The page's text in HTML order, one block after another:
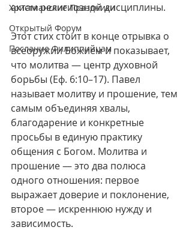
Христианские Праздники
Открытый Форум
Послание Филиппийцам
актам религиозной дисциплины.
Этот стих стоит в конце отрывка о
всеоружии Божием и показывает,
что молитва — центр духовной
борьбы (Еф. 6:10–17). Павел
называет молитву и прошение, тем
самым объединяя хвалы,
благодарение и конкретные
просьбы в единую практику
общения с Богом. Молитва и
прошение — это два полюса
одного отношения: первое
выражает доверие и поклонение,
второе — искреннюю нужду и
зависимость.